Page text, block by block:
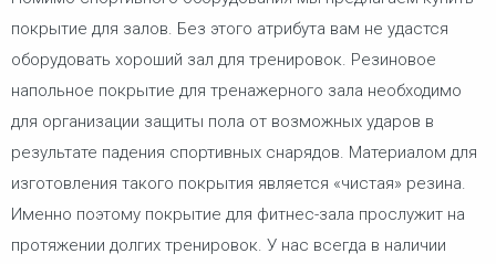
покрытие для залов. Без этого атрибута вам не удастся
оборудовать хороший зал для тренировок. Резиновое
напольное покрытие для тренажерного зала необходимо
для организации защиты пола от возможных ударов в
результате падения спортивных снарядов. Материалом для
изготовления такого покрытия является «чистая» резина.
Именно поэтому покрытие для фитнес-зала прослужит на
протяжении долгих тренировок. У нас всегда в наличии